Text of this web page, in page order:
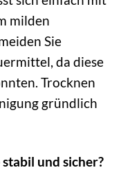
milden
Sie
da diese
Trocknen
gründlich
und sicher?